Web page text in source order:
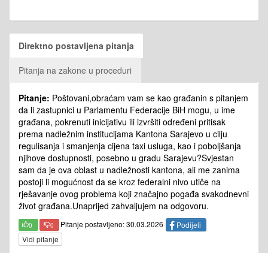
Direktno postavljena pitanja
Pitanja na zakone u proceduri
Pitanje: Poštovani,obraćam vam se kao građanin s pitanjem
da li zastupnici u Parlamentu Federacije BiH mogu, u ime
građana, pokrenuti inicijativu ili izvršiti određeni pritisak
prema nadležnim institucijama Kantona Sarajevo u cilju
regulisanja i smanjenja cijena taxi usluga, kao i poboljšanja
njihove dostupnosti, posebno u gradu Sarajevu?Svjestan
sam da je ova oblast u nadležnosti kantona, ali me zanima
postoji li mogućnost da se kroz federalni nivo utiče na
rješavanje ovog problema koji značajno pogađa svakodnevni
život građana.Unaprijed zahvaljujem na odgovoru.
0 0 Pitanje postavljeno: 30.03.2026
Podijeli
Vidi pitanje